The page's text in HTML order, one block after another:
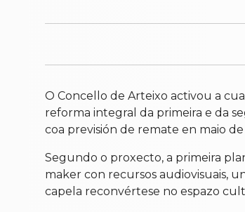
O Concello de Arteixo activou a
reforma integral da primeira e da
coa previsión de remate en maio de
Segundo o proxecto, a primeira
maker con recursos audiovisuais,
capela reconvértese no espazo